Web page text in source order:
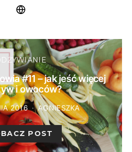
#11 – jak jeść więcej
i owoców?
2016 AGNIESZKA
POST